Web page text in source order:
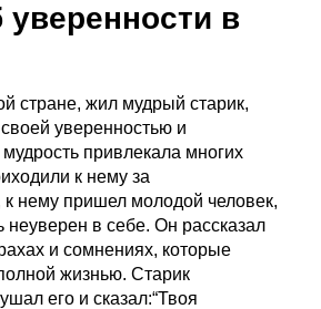
уверенности в
стране, жил мудрый старик,
уверенностью и
привлекала многих
к нему за
нему пришел молодой человек,
неуверен в себе. Он рассказал
и сомнениях, которые
жизнью. Старик
его и сказал:“Твоя